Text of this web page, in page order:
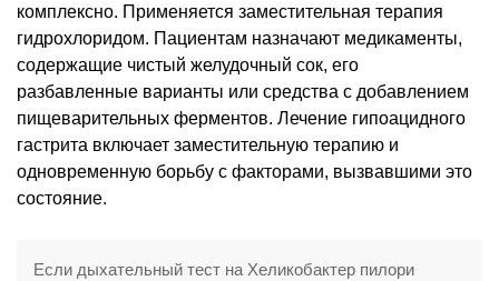
комплексно. Применяется заместительная терапия
гидрохлоридом. Пациентам назначают медикаменты,
содержащие чистый желудочный сок, его
разбавленные варианты или средства с добавлением
пищеварительных ферментов. Лечение гипоацидного
гастрита включает заместительную терапию и
одновременную борьбу с факторами, вызвавшими это
состояние.
Если дыхательный тест на Хеликобактер пилори